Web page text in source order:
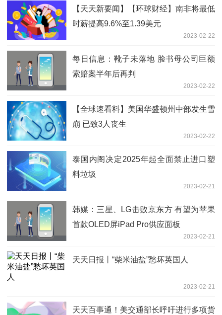
【天天新要闻】【环球财经】南非将最低
时薪提高9.6%至1.39美元
2023-02-22
每日信息：靴子未落地 脸书母公司巨额
索赔案半年后再判
2023-02-22
【全球速看料】美国华盛顿州中部发生雪
崩 已致3人丧生
2023-02-22
泰国内阁决定2025年起全面禁止进口塑
料垃圾
2023-02-21
韩媒：三星、LG击败京东方 有望为苹果
首款OLED屏iPad Pro供应面板
2023-02-21
天天日报丨“柴米油盐”愁坏英国人
2023-02-21
天天百事通！美交通部长呼吁进行多项货